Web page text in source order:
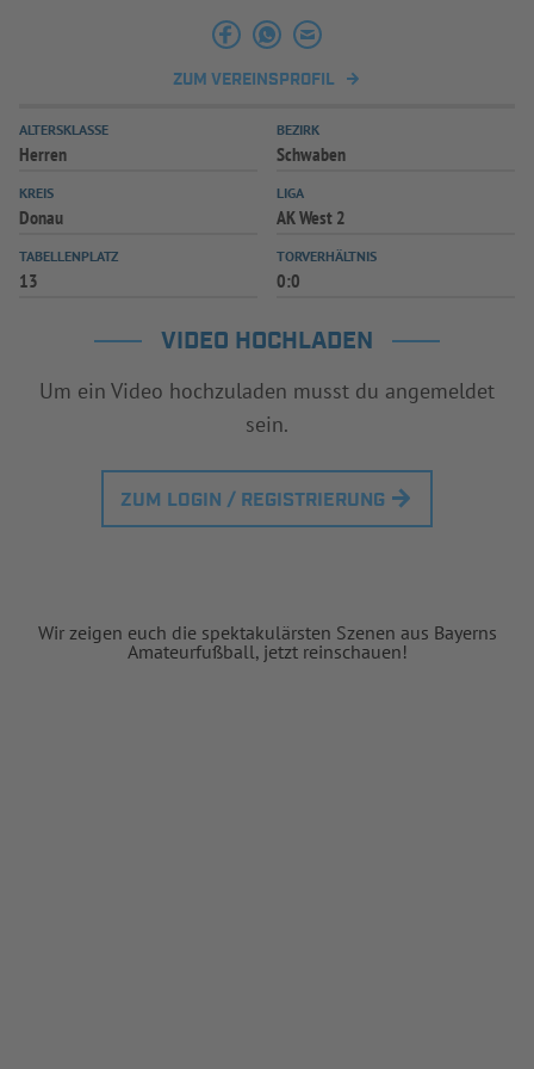
INFOTHEK SPIELPLUS
ZUM VEREINSPROFIL
ALTERSKLASSE
Herren
BEZIRK
Schwaben
KREIS
Donau
LIGA
AK West 2
TABELLENPLATZ
13
TORVERHÄLTNIS
0:0
VIDEO HOCHLADEN
Um ein Video hochzuladen musst du angemeldet
sein.
ZUM LOGIN / REGISTRIERUNG
Wir zeigen euch die spektakulärsten Szenen aus Bayerns
Amateurfußball, jetzt reinschauen!